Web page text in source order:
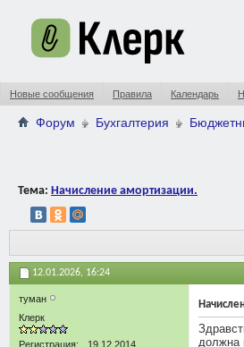
Новые сообщения Правила Календарь
Форум Бухгалтерия
Тема: Начисление амортизации.
12.01.2026, 16:24
туман
Клерк
Регистрация
19.12.2014
должна